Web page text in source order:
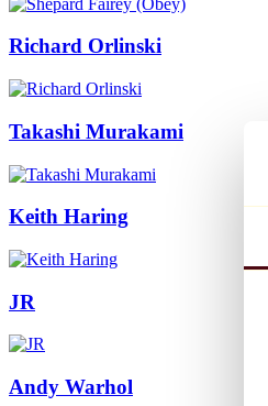
Richard Orlinski
Takashi Murakami
Keith Haring
JR
Andy Warhol